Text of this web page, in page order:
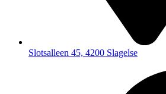
Slotsalleen 45, 4200 Slagelse